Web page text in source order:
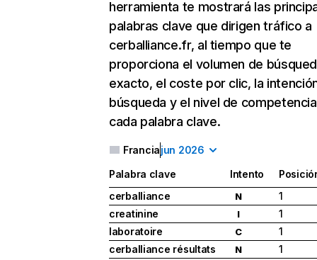
herramienta te mostrará las
palabras clave que dirigen tráfico a
cerballiance.fr, al tiempo que te
proporciona el volumen de
exacto, el coste por clic, la
búsqueda y el nivel de
cada palabra clave.
Franciajun 2026
Palabra clave Intento
cerballiance
N
1
creatinine
I
1
laboratoire
C
1
cerballiance résultats
N
1